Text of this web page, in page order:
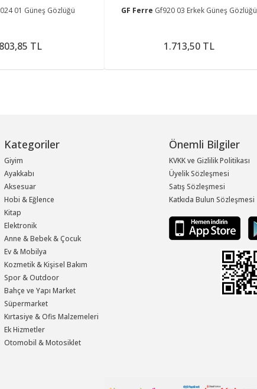
01 Güneş Gözlüğü
803,85 TL
GF Ferre Gf920 03 Erkek Güneş Gözlüğü
1.713,50 TL
Kategoriler
Giyim
Ayakkabı
Aksesuar
Hobi & Eğlence
Kitap
Elektronik
Anne & Bebek & Çocuk
Ev & Mobilya
Kozmetik & Kişisel Bakım
Spor & Outdoor
Bahçe ve Yapı Market
Süpermarket
Kırtasiye & Ofis Malzemeleri
Ek Hizmetler
Otomobil & Motosiklet
Önemli Bilgiler
KVKK ve Gizlilik Politikası
Üyelik Sözleşmesi
Satış Sözleşmesi
Katkıda Bulun Sözleşmesi